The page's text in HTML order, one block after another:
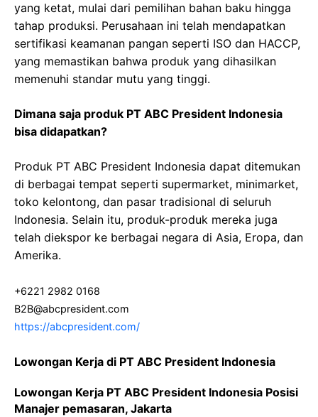
yang ketat, mulai dari pemilihan bahan baku hingga
tahap produksi. Perusahaan ini telah mendapatkan
sertifikasi keamanan pangan seperti ISO dan HACCP,
yang memastikan bahwa produk yang dihasilkan
memenuhi standar mutu yang tinggi.
Dimana saja produk PT ABC President Indonesia
bisa didapatkan?
Produk PT ABC President Indonesia dapat ditemukan
di berbagai tempat seperti supermarket, minimarket,
toko kelontong, dan pasar tradisional di seluruh
Indonesia. Selain itu, produk-produk mereka juga
telah diekspor ke berbagai negara di Asia, Eropa, dan
Amerika.
+6221 2982 0168
B2B@abcpresident.com
https://abcpresident.com/
Lowongan Kerja di PT ABC President Indonesia
Lowongan Kerja PT ABC President Indonesia Posisi
Manajer pemasaran, Jakarta